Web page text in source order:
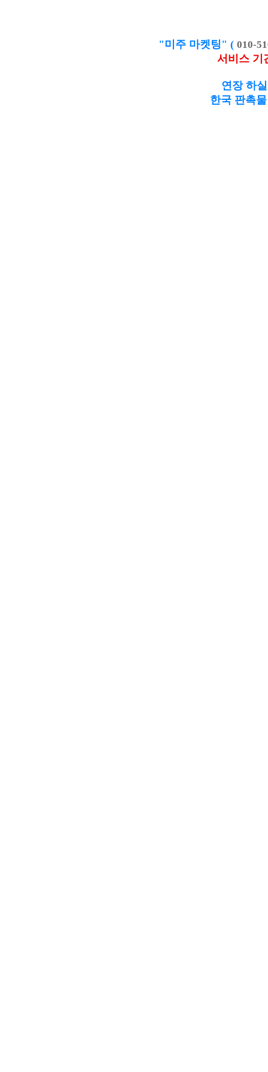
"미주 마켓팅" ( 010-
서비스 기
연장 하
한국 판촉